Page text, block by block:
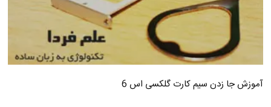
آموزش جا زدن سیم کارت گلکسی اس 6